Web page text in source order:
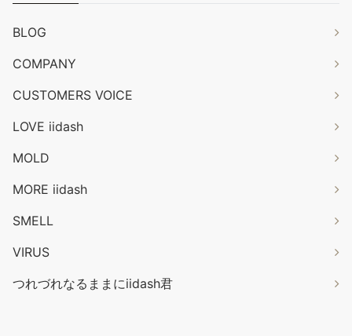
BLOG
COMPANY
CUSTOMERS VOICE
LOVE iidash
MOLD
MORE iidash
SMELL
VIRUS
つれづれなるままにiidash君